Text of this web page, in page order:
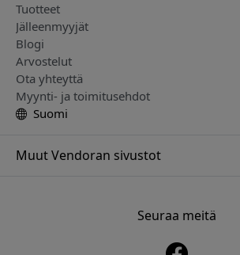
Tuotteet
Jälleenmyyjät
Blogi
Arvostelut
Ota yhteyttä
Myynti- ja toimitusehdot
Suomi
Muut Vendoran sivustot
www.nordicsmartlight.seSeuraa meitä